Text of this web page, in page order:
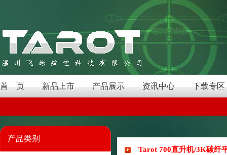
首 页 新品上市 产品展示 资讯中心 下载专区
产品类别
Tarot 700直升机/3K碳纤